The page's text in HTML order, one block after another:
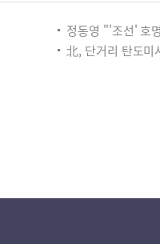
정동영 "'조선' 호명
北, 단거리 탄도